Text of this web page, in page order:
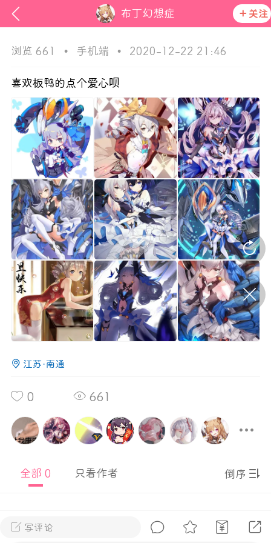
布丁幻想症 关注
ss
区发布非法内容 发现立即永久封号
资讯
官方公告
177
P站美图推荐——条纹过膝袜（二）
隐藏 0
隐藏
写评论
浏览 661 • 手机端 • 2020-12-22 21:46
喜欢板鸭的点个爱心呗
江苏·南通
0 661
全部 0 只看作者 倒序